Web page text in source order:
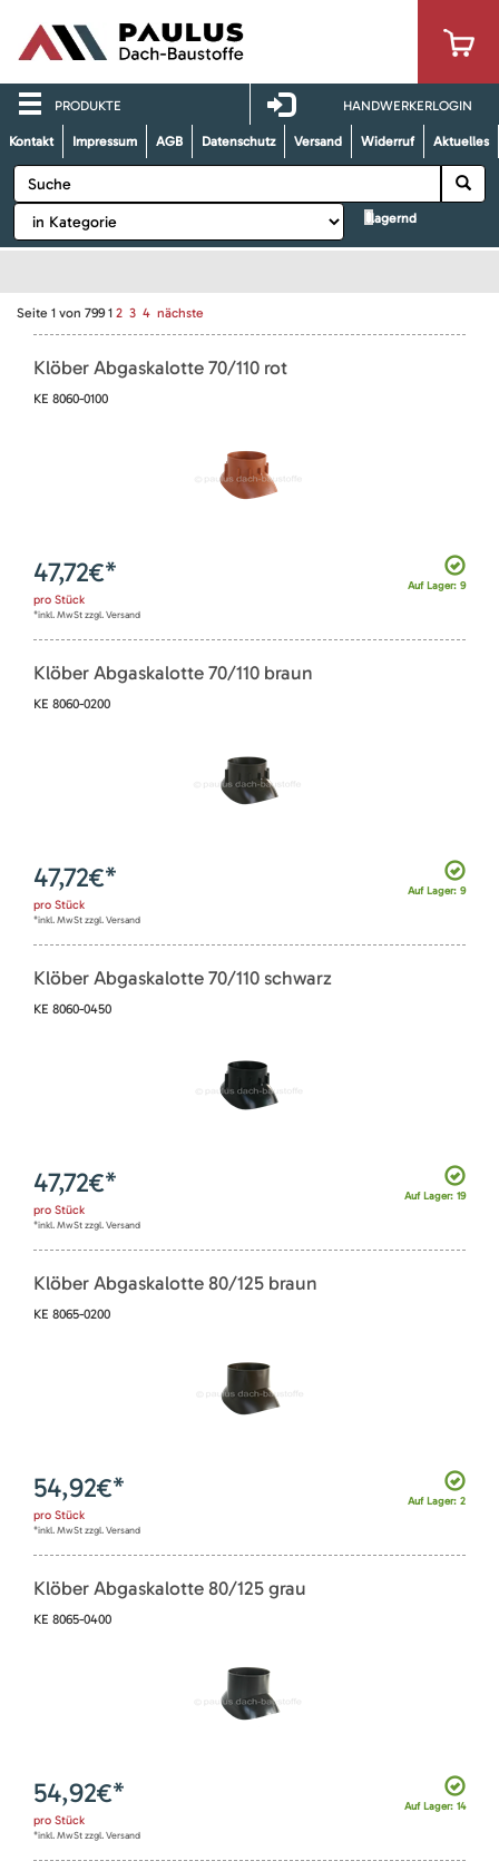
PRODUKTE HANDWERKERLOGIN
Kontakt Impressum AGB Datenschutz Versand Widerruf Aktuelles
lagernd
Seite 1 von 799 1 2 3 4 nächste
Klöber Abgaskalotte 70/110 rot
KE 8060-0100
Auf Lager: 9
47,72€*
pro Stück
*inkl. MwSt zzgl. Versand
Klöber Abgaskalotte 70/110 braun
KE 8060-0200
Auf Lager: 9
47,72€*
pro Stück
*inkl. MwSt zzgl. Versand
Klöber Abgaskalotte 70/110 schwarz
KE 8060-0450
Auf Lager: 19
47,72€*
pro Stück
*inkl. MwSt zzgl. Versand
Klöber Abgaskalotte 80/125 braun
KE 8065-0200
Auf Lager: 2
54,92€*
pro Stück
*inkl. MwSt zzgl. Versand
Klöber Abgaskalotte 80/125 grau
KE 8065-0400
Auf Lager: 14
54,92€*
pro Stück
*inkl. MwSt zzgl. Versand